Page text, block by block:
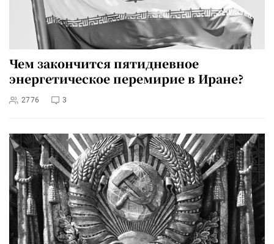
Чем закончится пятидневное
энергетическое перемирие в Иране?
2776 3